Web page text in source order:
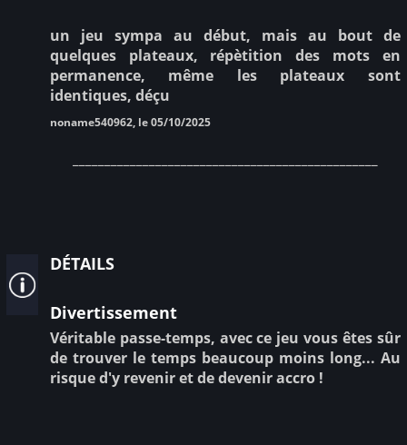
un jeu sympa au début, mais au bout de
quelques plateaux, répètition des mots en
permanence, même les plateaux sont
identiques, déçu
noname540962, le 05/10/2025
détails
Divertissement
Véritable passe-temps, avec ce jeu vous êtes sûr
de trouver le temps beaucoup moins long... Au
risque d'y revenir et de devenir accro !